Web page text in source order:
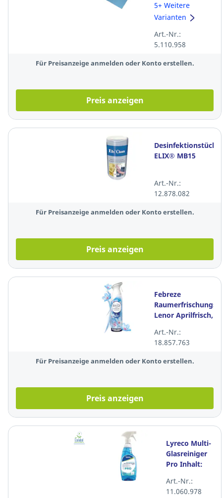
20013, Maße: 700
x 1100mm,
blau, 25 Stück
5+ Weitere
Varianten
Art.-Nr.:
5.110.958
Für Preisanzeige anmelden oder Konto erstellen.
Preis anzeigen
ELIX® MB15
Art.-Nr.:
12.878.082
Für Preisanzeige anmelden oder Konto erstellen.
Preis anzeigen
Febreze
Lenor Aprilfrisch,
Art.-Nr.:
18.857.763
Für Preisanzeige anmelden oder Konto erstellen.
Preis anzeigen
Lyreco Multi-
Glasreiniger
Pro Inhalt:
Art.-Nr.:
11.060.978